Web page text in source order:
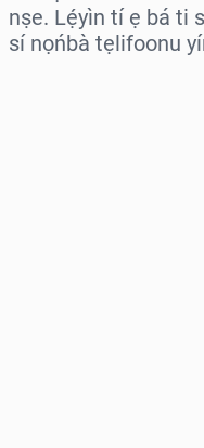
nṣe. Lẹ́yìn tí ẹ bá ti
sí nọńbà tẹlifoonu